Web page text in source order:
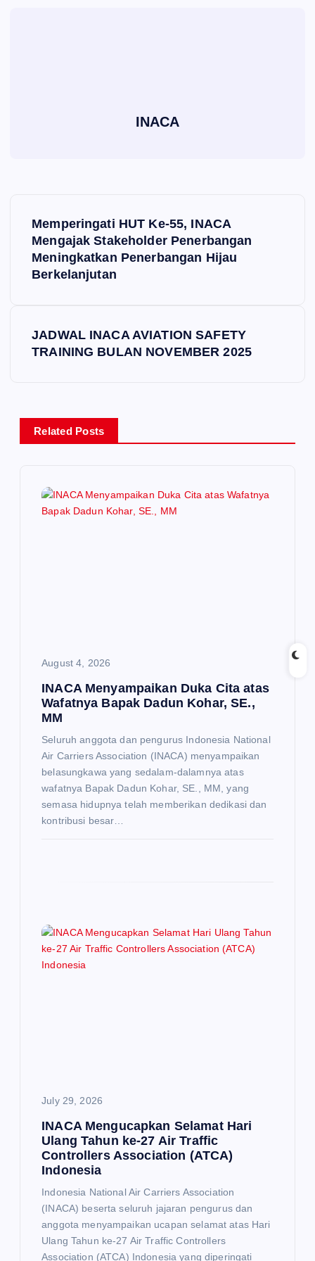
INACA
v
Memperingati HUT Ke-55, INACA
Mengajak Stakeholder Penerbangan
Meningkatkan Penerbangan Hijau
Berkelanjutan
JADWAL INACA AVIATION SAFETY
TRAINING BULAN NOVEMBER 2025
Related Posts
August 4, 2026
INACA Menyampaikan Duka Cita atas
Wafatnya Bapak Dadun Kohar, SE.,
MM
Seluruh anggota dan pengurus Indonesia National
Air Carriers Association (INACA) menyampaikan
belasungkawa yang sedalam-dalamnya atas
wafatnya Bapak Dadun Kohar, SE., MM, yang
semasa hidupnya telah memberikan dedikasi dan
kontribusi besar…
July 29, 2026
INACA Mengucapkan Selamat Hari
Ulang Tahun ke-27 Air Traffic
Controllers Association (ATCA)
Indonesia
Indonesia National Air Carriers Association
(INACA) beserta seluruh jajaran pengurus dan
anggota menyampaikan ucapan selamat atas Hari
Ulang Tahun ke-27 Air Traffic Controllers
Association (ATCA) Indonesia yang diperingati